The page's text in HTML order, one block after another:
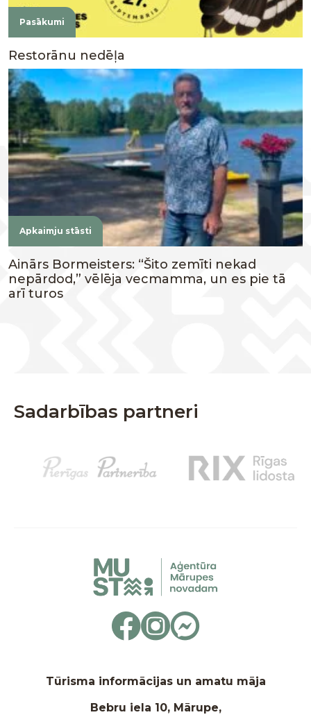
Pasākumi
Restorānu nedēļa
Apkaimju stāsti
Ainārs Bormeisters: “Šito zemīti nekad
nepārdod,” vēlēja vecmamma, un es pie tā
arī turos
Sadarbības partneri
Tūrisma informācijas un amatu māja
Bebru iela 10, Mārupe,